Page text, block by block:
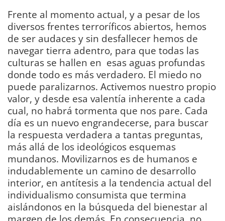
Frente al momento actual, y a pesar de los
diversos frentes terroríficos abiertos, hemos
de ser audaces y sin desfallecer hemos de
navegar tierra adentro, para que todas las
culturas se hallen en esas aguas profundas
donde todo es más verdadero. El miedo no
puede paralizarnos. Activemos nuestro propio
valor, y desde esa valentía inherente a cada
cual, no habrá tormenta que nos pare. Cada
día es un nuevo engrandecerse, para buscar
la respuesta verdadera a tantas preguntas,
más allá de los ideológicos esquemas
mundanos. Movilizarnos es de humanos e
indudablemente un camino de desarrollo
interior, en antítesis a la tendencia actual del
individualismo consumista que termina
aislándonos en la búsqueda del bienestar al